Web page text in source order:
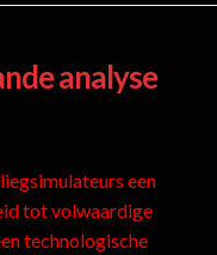
analyse
een
tot volwaardige
technologische